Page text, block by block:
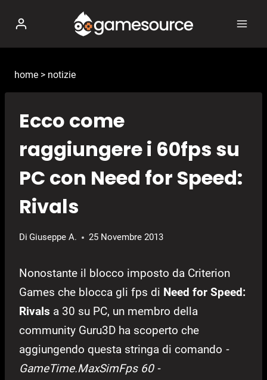
contenuto
home > notizie
Ecco come
raggiungere i 60fps su
PC con Need for Speed:
Rivals
Di Giuseppe A. 25 Novembre 2013
Nonostante il blocco imposto da Criterion
Games che blocca gli fps di Need for Speed:
Rivals a 30 su PC, un membro della
community Guru3D ha scoperto che
aggiungendo questa stringa di comando -
GameTime.MaxSimFps 60 -